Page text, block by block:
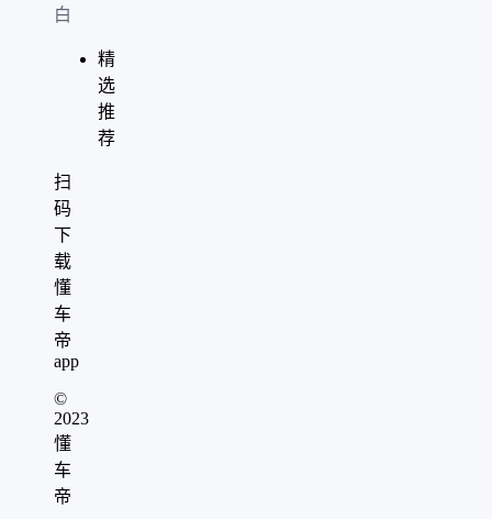
白
精
选
推
荐
扫
码
下
载
懂
车
帝
app
©
2023
懂
车
帝